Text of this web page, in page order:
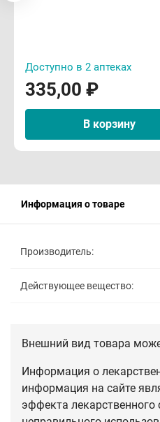
Доступно в 2 аптеках
335,00 ₽
В корзину
Информация о товаре
Производитель:
Действующее вещество:
Внешний вид товара
Информация о
информация на сайте
эффекта лекарственного